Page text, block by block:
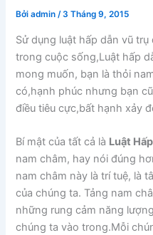
Bởiadmin/3 Tháng 9, 2015
Sử dụng luật hấp dẫn vũ
trong cuộc sống,Luật hấp
mong muốn, bạn là thỏi
có,hạnh phúc nhưng bạn
điều tiêu cực,bất hạnh xảy
Bí mật của tất cả là Luật
nam châm, hay nói đúng
nam châm này là trí tuệ, là
của chúng ta. Tảng nam
những rung cảm năng
chúng ta vào trong.Mỗi